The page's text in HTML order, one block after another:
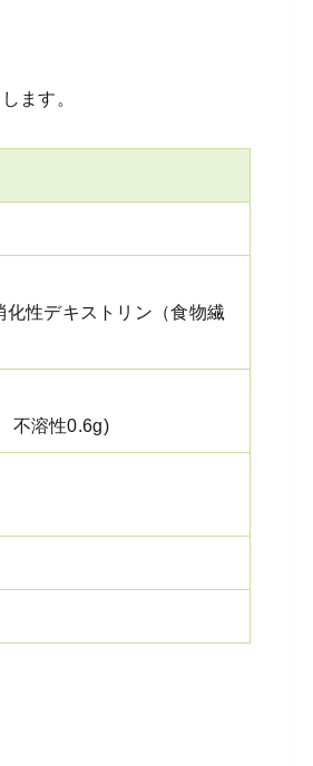
ます。
化性デキストリン（食物繊
不溶性0.6g)